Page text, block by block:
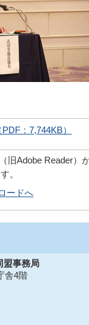
：7,744KB）
旧Adobe Reader）
。
ードへ
事務局
舎4階